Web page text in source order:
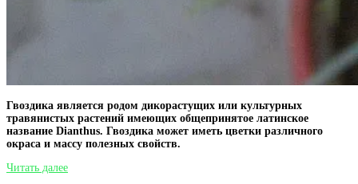
Гвоздика является родом дикорастущих или культурных
травянистых растений имеющих общепринятое латинское
название Dianthus. Гвоздика может иметь цветки различного
окраса и массу полезных свойств.
Читать далееГвоздика